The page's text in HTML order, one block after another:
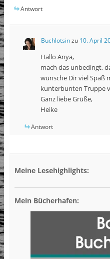
Antwort
Buchlotsinzu 10. April
Hallo Anya,
mach das unbedingt,
wünsche Dir viel Spaß
kunterbunten Truppe
Ganz liebe Grüße,
Heike
Antwort
Meine Lesehighlights:
Mein Bücherhafen: